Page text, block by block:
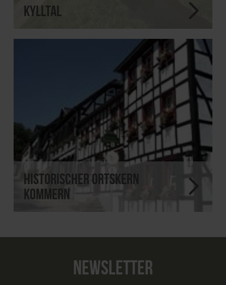
Kylltal
Historischer Ortskern
Kommern
NEWSLETTER